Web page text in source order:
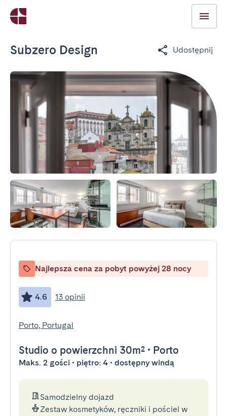
Subzero Design Udostępnij
Najlepsza cena za pobyt powyżej 28 nocy
4.6 13 opinii
Porto, Portugal
Studio o powierzchni 30m² • Porto
Maks. 2 gości • piętro: 4 • dostępny windą
Samodzielny dojazd
Zestaw kosmetyków, ręczniki i pościel w